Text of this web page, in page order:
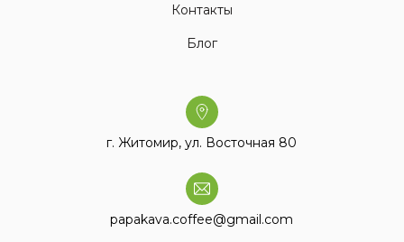
Контакты
Блог
г. Житомир, ул. Восточная 80
papakava.coffee@gmail.com